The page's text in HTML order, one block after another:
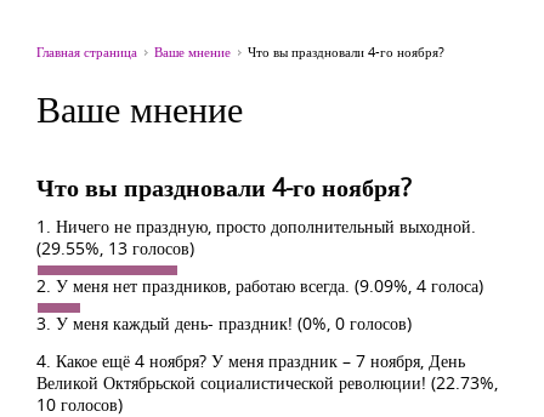
Главная страница Ваше мнение Что вы праздновали 4-го ноября?
Ваше мнение
Что вы праздновали 4-го ноября?
1. Ничего не праздную, просто дополнительный выходной.
(29.55%, 13 голосов)
2. У меня нет праздников, работаю всегда. (9.09%, 4 голоса)
3. У меня каждый день- праздник! (0%, 0 голосов)
4. Какое ещё 4 ноября? У меня праздник – 7 ноября, День
Великой Октябрьской социалистической революции! (22.73%,
10 голосов)